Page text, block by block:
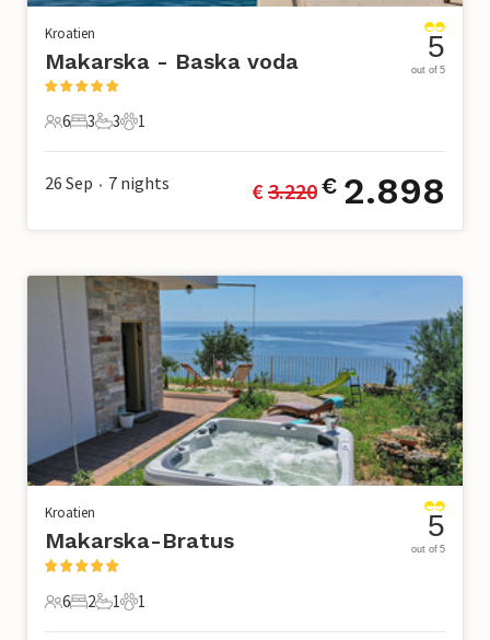
Kroatien
Makarska - Baska voda
6 Gäste
6
3 Schlafzimmer
3
3 Badezimmer
3
1 Haustier
1
5
out of 5
26 Sep • 7 nights € 3.220€ 2.898
Kroatien
Makarska-Bratus
6 Gäste
6
2 Schlafzimmer
2
1 Badezimmer
1
1 Haustier
1
5
out of 5